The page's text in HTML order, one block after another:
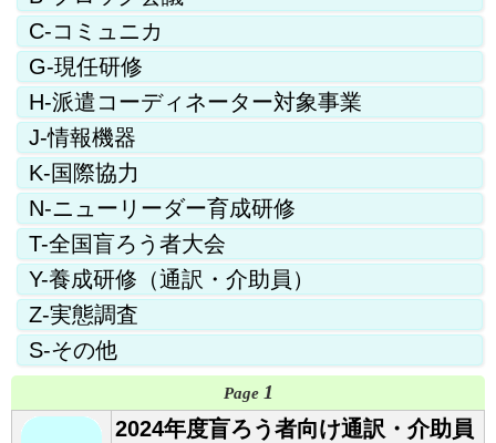
C-コミュニカ
G-現任研修
H-派遣コーディネーター対象事業
J-情報機器
K-国際協力
N-ニューリーダー育成研修
T-全国盲ろう者大会
Y-養成研修（通訳・介助員）
Z-実態調査
S-その他
Page 1
2024年度盲ろう者向け通訳・介助員